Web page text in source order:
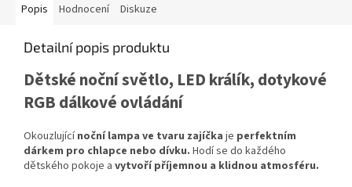
Popis Hodnocení Diskuze
Detailní popis produktu
Dětské noční světlo, LED králík, dotykové
RGB dálkové ovládání
Okouzlujícínoční lampa ve tvaru zajíčka je perfektním
dárkem pro chlapce nebo dívku. Hodí se do každého
dětského pokoje a vytvoří příjemnou a klidnou atmosféru.